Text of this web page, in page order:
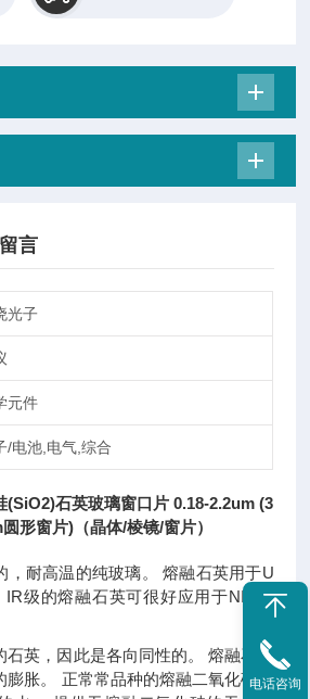
言
光子
元件
/电池,电气,综合
(SiO2)石英玻璃窗口片 0.18-2.2um (3
形窗片)（晶体/棱镜/窗片）
，耐高温的纯玻璃。 熔融石英用于U
级的熔融石英可很好应用于NIR波
石英，因此是各向同性的。 熔融石英
膨胀。 正常常品种的熔融二氧化硅含电话咨询